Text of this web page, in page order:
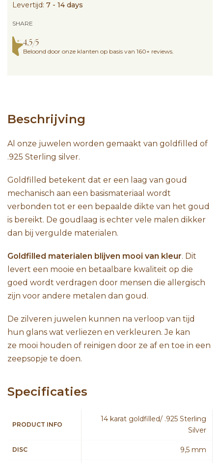
Levertijd: 7 - 14 days
SHARE
4,5/5
Beloond door onze klanten op basis van 160+ reviews.
Beschrijving
Al onze juwelen worden gemaakt van goldfilled of
.925 Sterling silver.
Goldfilled betekent dat er een laag van goud
mechanisch aan een basismateriaal wordt
verbonden tot er een bepaalde dikte van het goud
is bereikt. De goudlaag is echter vele malen dikker
dan bij vergulde materialen.
Goldfilled materialen blijven mooi van kleur. Dit
levert een mooie en betaalbare kwaliteit op die
goed wordt verdragen door mensen die allergisch
zijn voor andere metalen dan goud.
De zilveren juwelen kunnen na verloop van tijd
hun glans wat verliezen en verkleuren. Je kan
ze mooi houden of reinigen door ze af en toe in een
zeepsopje te doen.
Specificaties
PRODUCT INFO
14 karat goldfilled/ .925 Sterling
Silver
DISC 9,5 mm